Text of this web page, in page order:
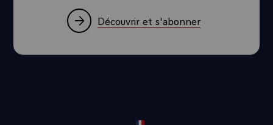
Découvrir et s'abonner